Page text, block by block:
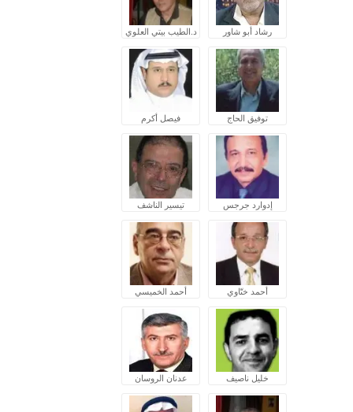
رشاد أبو شاور د.الطيب بيتي العلوي
توفيق الحاج فيصل أكرم
إدوارد جرجس تيسير الناشف
أحمد ختّاوي أحمد الخميسي
خليل ناصيف عدنان الروسان